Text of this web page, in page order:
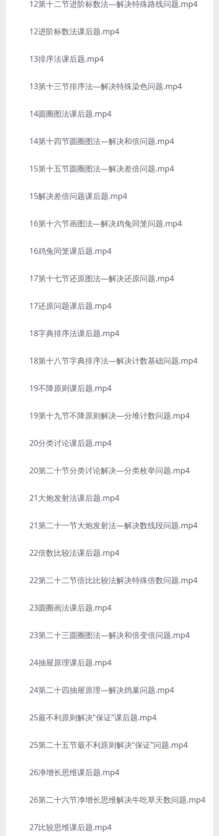
12第十二节进阶标数法—解决特殊路线问题.mp4
12进阶标数法课后题.mp4
13排序法课后题.mp4
13第十三节排序法—解决特殊染色问题.mp4
14圆圈图法课后题.mp4
14第十四节圆圈图法—解决和倍问题.mp4
15第十五节圆圈图法—解决差倍问题.mp4
15解决差倍问题课后题.mp4
16第十六节画图法—解决鸡兔同笼问题.mp4
16鸡兔同笼课后题.mp4
17第十七节还原图法—解决还原问题.mp4
17还原问题课后题.mp4
18字典排序法课后题.mp4
18第十八节字典排序法—解决计数基础问题.mp4
19不降原则课后题.mp4
19第十九节不降原则解决—分堆计数问题.mp4
20分类讨论课后题.mp4
20第二十节分类讨论解决—分类枚举问题.mp4
21大炮发射法课后题.mp4
21第二十一节大炮发射法—解决数线段问题.mp4
22倍数比较法课后题.mp4
22第二十二节倍比比较法解决特殊倍数问题.mp4
23圆圈画法课后题.mp4
23第二十三圆圈图法—解决和倍变倍问题.mp4
24抽屉原理课后题.mp4
24第二十四抽屉原理—解决鸽巢问题.mp4
25最不利原则解决“保证”课后题.mp4
25第二十五节最不利原则解决“保证”问题.mp4
26净增长思维课后题.mp4
26第二十六节净增长思维解决牛吃草天数问题.mp4
27比较思维课后题.mp4